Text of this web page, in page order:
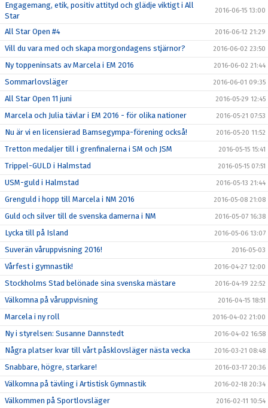
Engagemang, etik, positiv attityd och glädje viktigt i All
Star
2016-06-15 13:00
All Star Open #4 2016-06-12 21:29
Vill du vara med och skapa morgondagens stjärnor? 2016-06-02 23:50
Ny toppeninsats av Marcela i EM 2016 2016-06-02 21:44
Sommarlovsläger 2016-06-01 09:35
All Star Open 11 juni 2016-05-29 12:45
Marcela och Julia tävlar i EM 2016 - för olika nationer 2016-05-21 07:53
Nu är vi en licensierad Bamsegympa-förening också! 2016-05-20 11:52
Tretton medaljer till i grenfinalerna i SM och JSM 2016-05-15 15:41
Trippel-GULD i Halmstad 2016-05-15 07:51
USM-guld i Halmstad 2016-05-13 21:44
Grenguld i hopp till Marcela i NM 2016 2016-05-08 21:08
Guld och silver till de svenska damerna i NM 2016-05-07 16:38
Lycka till på Island 2016-05-06 13:07
Suverän våruppvisning 2016! 2016-05-03
Vårfest i gymnastik! 2016-04-27 12:00
Stockholms Stad belönade sina svenska mästare 2016-04-19 22:52
Välkomna på våruppvisning 2016-04-15 18:51
Marcela i ny roll 2016-04-02 21:00
Ny i styrelsen: Susanne Dannstedt 2016-04-02 16:58
Några platser kvar till vårt påsklovsläger nästa vecka 2016-03-21 08:48
Snabbare, högre, starkare! 2016-03-17 20:36
Välkomna på tävling i Artistisk Gymnastik 2016-02-18 20:34
Välkommen på Sportlovsläger 2016-02-11 10:54